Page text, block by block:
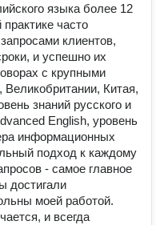
языка более 12
часто
клиентов,
и успешно их
с крупными
Китая,
знаний русского и
English, уровень
информационных
подход к каждому
- самое главное
достигали
моей работой.
и всегда